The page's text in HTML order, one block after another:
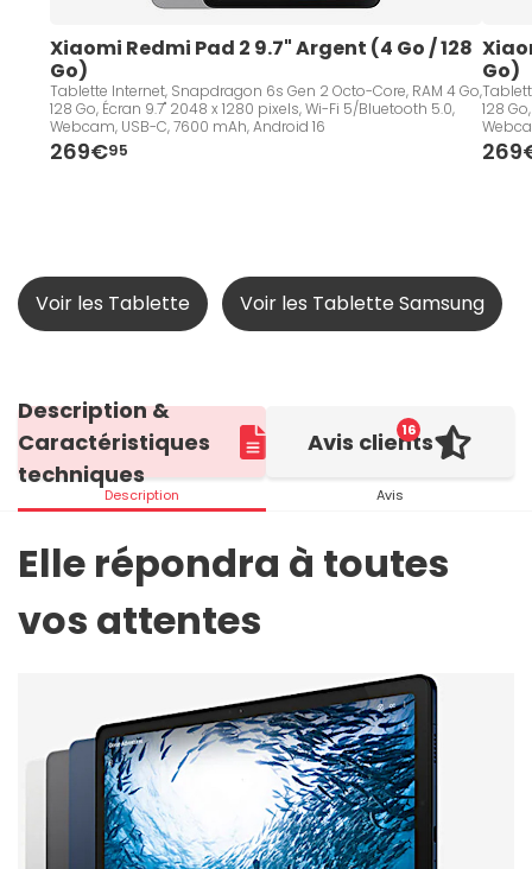
Xiaomi Redmi Pad 2 9.7" Argent (4 Go / 128
Go)
Tablette Internet, Snapdragon 6s Gen 2 Octo-Core, RAM 4 Go,
128 Go, Écran 9.7" 2048 x 1280 pixels, Wi-Fi 5/Bluetooth 5.0,
Webcam, USB-C, 7600 mAh, Android 16
269€95
Go)
128
Voir les Tablette Voir les Tablette Samsung
Description &
Caractéristiques
techniques
Description
16
Avis clients
Avis
Elle répondra à toutes
vos attentes